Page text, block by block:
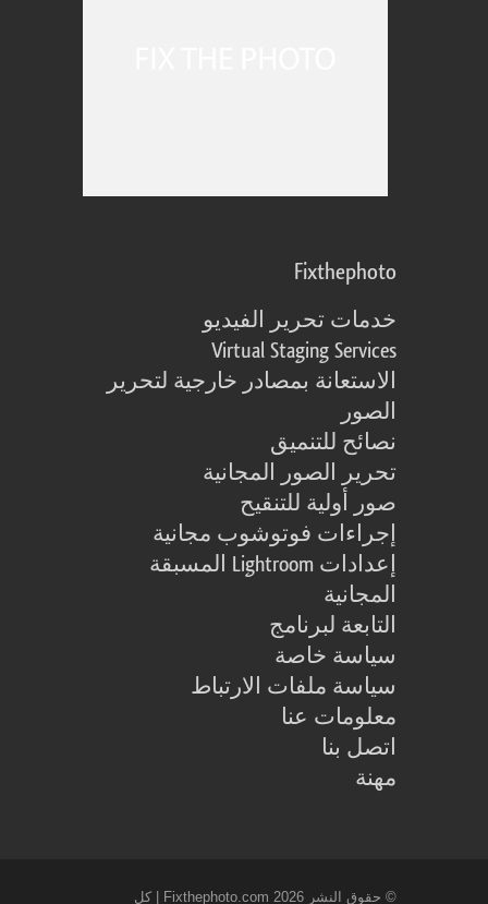
Fixthephoto
خدمات تحرير الفيديو
Virtual Staging Services
الاستعانة بمصادر خارجية لتحرير
الصور
نصائح للتنميق
تحرير الصور المجانية
صور أولية للتنقيح
إجراءات فوتوشوب مجانية
إعدادات Lightroom المسبقة
المجانية
التابعة لبرنامج
سياسة خاصة
سياسة ملفات الارتباط
معلومات عنا
اتصل بنا
مهنة
© حقوق النشر 2026 Fixthephoto.com | كل